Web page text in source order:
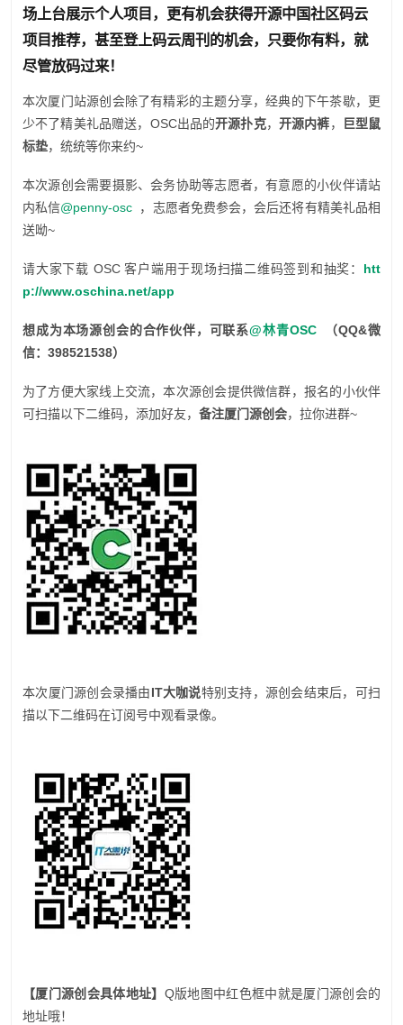
场上台展示个人项目 ，更有机会获得开源中国社区码云
项目推荐，甚至登上码云周刊的机会，只要你有料，就
尽管放码过来！
本次厦门站源创会除了有精彩的主题分享，经典的下午茶歇，更
少不了精美礼品赠送，OSC出品的开源扑克， 开源内裤，
巨型鼠
标垫，统统等你来约~
本次源创会需要摄影、会务协助等志愿者，有意愿的小伙伴请站
内私信@penny-osc ，志愿者免费参会，会后还将有精美礼品相
送呦~
请大家下载 OSC 客户端用于现场扫描二维码签到和抽奖： htt
p://www.oschina.net/app
想成为本场源创会的合作伙伴，可联系@林青OSC（QQ&微
信：398521538）
为了方便大家线上交流，本次源创会提供微信群，报名的小伙伴
可扫描以下二维码，添加好友， 备注厦门源创会，拉你进群~
本次厦门源创会录播由IT大咖说特别支持，源创会结束后，可扫
描以下二维码在订阅号中观看录像。
【厦门源创会具体地址】 Q版地图中红色框中就是厦门源创会的
地址哦！